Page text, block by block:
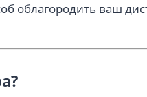
облагородить ваш